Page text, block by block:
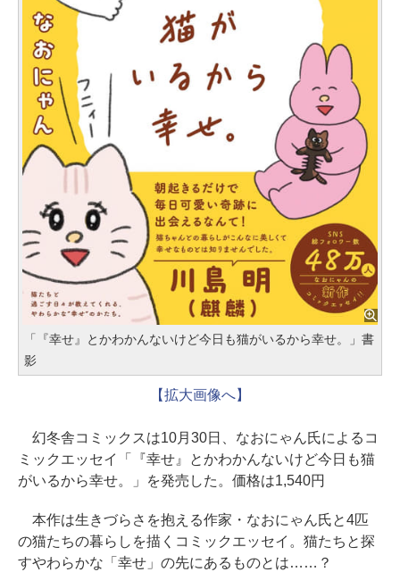
「『幸せ』とかわかんないけど今日も猫がいるから幸せ。」書
影
【拡大画像へ】
幻冬舎コミックスは10月30日、なおにゃん氏によるコ
ミックエッセイ「『幸せ』とかわかんないけど今日も猫
がいるから幸せ。」を発売した。価格は1,540円
本作は生きづらさを抱える作家・なおにゃん氏と4匹
の猫たちの暮らしを描くコミックエッセイ。猫たちと探
すやわらかな「幸せ」の先にあるものとは……？